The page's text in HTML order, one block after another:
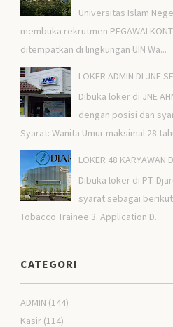
Universitas Islam
membuka rekrutmen PEGAWAI
ditempatkan di lingkungan UIN Wa...
LOKER ADMIN DI JNE
Dibuka loker di JNE
dengan posisi dan
Syarat: Wanita Umur maksimal 28
LOKER 48 KARYAWAN
Dibuka loker di PT.
syarat sebagai
Tobacco Trainee 3. Application D...
CATEGORI
ADMIN (144)
Kasir (114)